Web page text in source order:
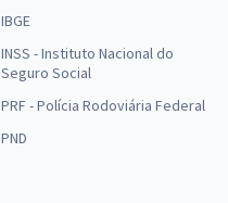
IBGE
INSS - Instituto Nacional do
Seguro Social
PRF - Polícia Rodoviária Federal
PND